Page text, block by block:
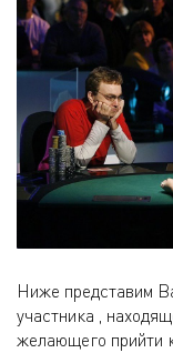
Ниже представим
участника ,
желающего прийти